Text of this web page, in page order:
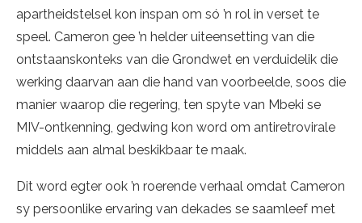
apartheidstelsel kon inspan om só ’n rol in verset te
speel. Cameron gee ’n helder uiteensetting van die
ontstaanskonteks van die Grondwet en verduidelik die
werking daarvan aan die hand van voorbeelde, soos die
manier waarop die regering, ten spyte van Mbeki se
MIV-ontkenning, gedwing kon word om antiretrovirale
middels aan almal beskikbaar te maak.
Dit word egter ook ’n roerende verhaal omdat Cameron
sy persoonlike ervaring van dekades se saamleef met